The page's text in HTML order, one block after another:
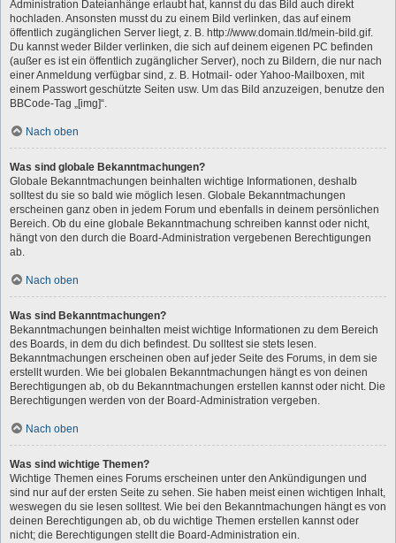
Administration Dateianhänge erlaubt hat, kannst du das Bild auch direkt
hochladen. Ansonsten musst du zu einem Bild verlinken, das auf einem
öffentlich zugänglichen Server liegt, z. B. http://www.domain.tld/mein-bild.gif.
Du kannst weder Bilder verlinken, die sich auf deinem eigenen PC befinden
(außer es ist ein öffentlich zugänglicher Server), noch zu Bildern, die nur nach
einer Anmeldung verfügbar sind, z. B. Hotmail- oder Yahoo-Mailboxen, mit
einem Passwort geschützte Seiten usw. Um das Bild anzuzeigen, benutze den
BBCode-Tag „[img]“.
Nach oben
Was sind globale Bekanntmachungen?
Globale Bekanntmachungen beinhalten wichtige Informationen, deshalb
solltest du sie so bald wie möglich lesen. Globale Bekanntmachungen
erscheinen ganz oben in jedem Forum und ebenfalls in deinem persönlichen
Bereich. Ob du eine globale Bekanntmachung schreiben kannst oder nicht,
hängt von den durch die Board-Administration vergebenen Berechtigungen
ab.
Nach oben
Was sind Bekanntmachungen?
Bekanntmachungen beinhalten meist wichtige Informationen zu dem Bereich
des Boards, in dem du dich befindest. Du solltest sie stets lesen.
Bekanntmachungen erscheinen oben auf jeder Seite des Forums, in dem sie
erstellt wurden. Wie bei globalen Bekanntmachungen hängt es von deinen
Berechtigungen ab, ob du Bekanntmachungen erstellen kannst oder nicht. Die
Berechtigungen werden von der Board-Administration vergeben.
Nach oben
Was sind wichtige Themen?
Wichtige Themen eines Forums erscheinen unter den Ankündigungen und
sind nur auf der ersten Seite zu sehen. Sie haben meist einen wichtigen Inhalt,
weswegen du sie lesen solltest. Wie bei den Bekanntmachungen hängt es von
deinen Berechtigungen ab, ob du wichtige Themen erstellen kannst oder
nicht; die Berechtigungen stellt die Board-Administration ein.